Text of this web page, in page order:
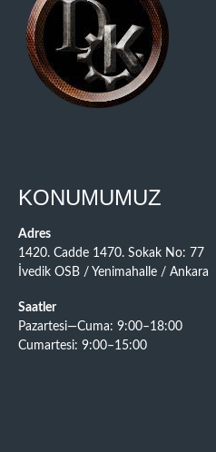
KONUMUMUZ
Adres
1420. Cadde 1470. Sokak No: 77
İvedik OSB / Yenimahalle / Ankara
Saatler
Pazartesi—Cuma: 9:00–18:00
Cumartesi: 9:00–15:00